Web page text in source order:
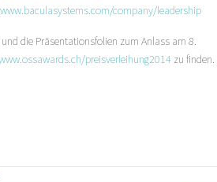
www.baculasystems.com/company/leadership
die Präsentationsfolien zum Anlass am 8.
preisverleihung2014 zu finden.